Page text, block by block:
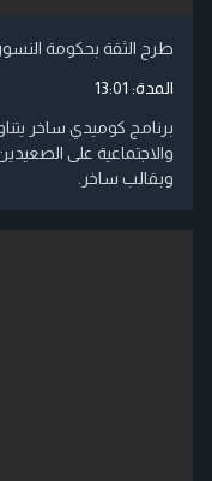
طرح الثقة بحكومة النسور
المدة: 13:01
برنامج كوميدي ساخر
والاجتماعية على
وبقالب ساخر.